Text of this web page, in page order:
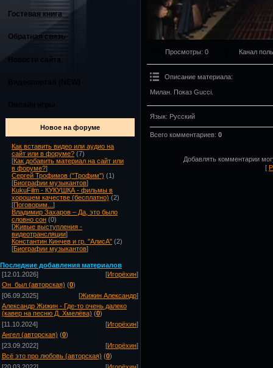
Гостевая книга
Обратная связь
Новости сайта
Новое на форуме
Как вставить видео или аудио на
сайт или в форуме? (7)
[Как добавить материал на сайт или
в форуме?]
Сергей Трофимов ("Трофим") (1)
[Биографии музыкантов]
KukuFilm - КУКУШКА - фильмы в
хорошем качестве (бесплатно) (2)
[Поговорим... ]
Владимир Захаров – Да, это было
словно сон (0)
[Живые выступления -
видеотрансляции]
Константин Кинчев и гр. "АлисА" (2)
[Биографии музыкантов]
Последние добавления материалов
[12.01.2026]
[Игорёхин]
Он_был (авторская) (0)
[06.09.2025]
[Жижин Александр]
Александр Жижин - Где-то очень далеко
(кавер на песню Д. Хмелёва) (0)
[11.10.2024]
[Игорёхин]
Ангел (авторская) (0)
[23.09.2022]
[Игорёхин]
Всё это про любовь (авторская) (0)
Просмотры: 0 Канал
Описание материала:
Милан. Показ Gucci.
Язык: Русский
Всего комментариев: 0
Добавлять комментарии
[